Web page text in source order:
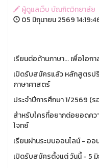
ผู้ดูแลเว็บ บัณฑิตวิทยาลัย
05 มิถุนายน 2569
เรียนต่อด้านภาษา... เพื่อโอก
เปิดรับสมัครแล้ว หลักสูตรป
ภาษาศาสตร์
ประจำปีการศึกษา 1/2569 (ร
สำหรับใครที่อยากต่อยอดคว
โจทย์
เรียนผ่านระบบออนไลน์ - ออ
เปิดรับสมัครตั้งแต่ วันนี้ - 5